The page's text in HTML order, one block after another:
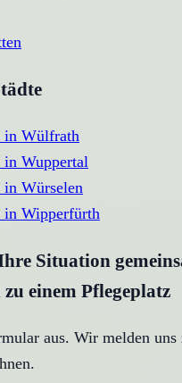
in Wülfrath
in Wuppertal
in Würselen
in Wipperfürth
Situation
einem Pflegeplatz
aus. Wir melden uns